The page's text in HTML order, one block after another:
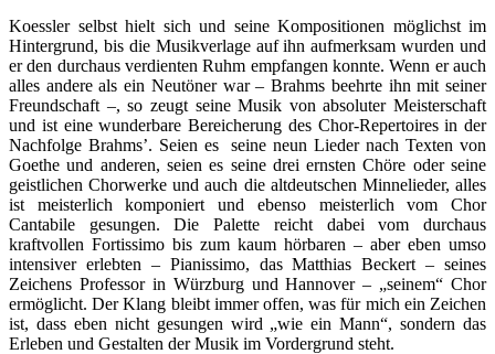
Koessler selbst hielt sich und seine Kompositionen möglichst im
Hintergrund, bis die Musikverlage auf ihn aufmerksam wurden und
er den durchaus verdienten Ruhm empfangen konnte. Wenn er auch
alles andere als ein Neutöner war – Brahms beehrte ihn mit seiner
Freundschaft –, so zeugt seine Musik von absoluter Meisterschaft
und ist eine wunderbare Bereicherung des Chor-Repertoires in der
Nachfolge Brahms’. Seien es seine neun Lieder nach Texten von
Goethe und anderen, seien es seine drei ernsten Chöre oder seine
geistlichen Chorwerke und auch die altdeutschen Minnelieder, alles
ist meisterlich komponiert und ebenso meisterlich vom Chor
Cantabile gesungen. Die Palette reicht dabei vom durchaus
kraftvollen Fortissimo bis zum kaum hörbaren – aber eben umso
intensiver erlebten – Pianissimo, das Matthias Beckert – seines
Zeichens Professor in Würzburg und Hannover – „seinem“ Chor
ermöglicht. Der Klang bleibt immer offen, was für mich ein Zeichen
ist, dass eben nicht gesungen wird „wie ein Mann“, sondern das
Erleben und Gestalten der Musik im Vordergrund steht.